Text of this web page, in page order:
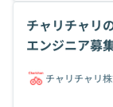
チャリチャリ
エンジニア募
チャリチャリ